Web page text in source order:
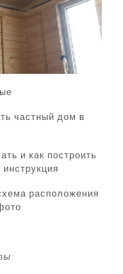
частный дом в
и как построить
расположения